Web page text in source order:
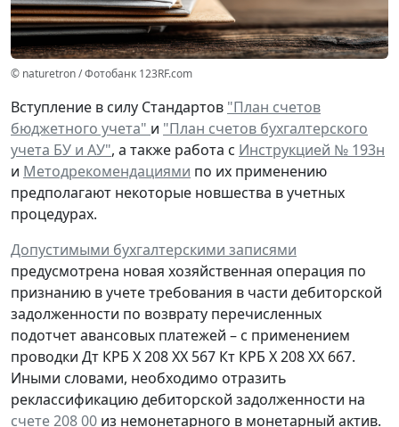
© naturetron / Фотобанк 123RF.com
Вступление в силу Стандартов "План счетов
бюджетного учета" и "План счетов бухгалтерского
учета БУ и АУ", а также работа с Инструкцией № 193н
и Методрекомендациями по их применению
предполагают некоторые новшества в учетных
процедурах.
Допустимыми бухгалтерскими записями
предусмотрена новая хозяйственная операция по
признанию в учететребования в части дебиторской
задолженности по возврату перечисленных
подотчет авансовых платежей – с применением
проводки Дт КРБ Х 208 ХХ 567 Кт КРБ Х 208 ХХ 667.
Иными словами, необходимо отразить
реклассификацию дебиторской задолженности на
счете 208 00 из немонетарного в монетарный актив.